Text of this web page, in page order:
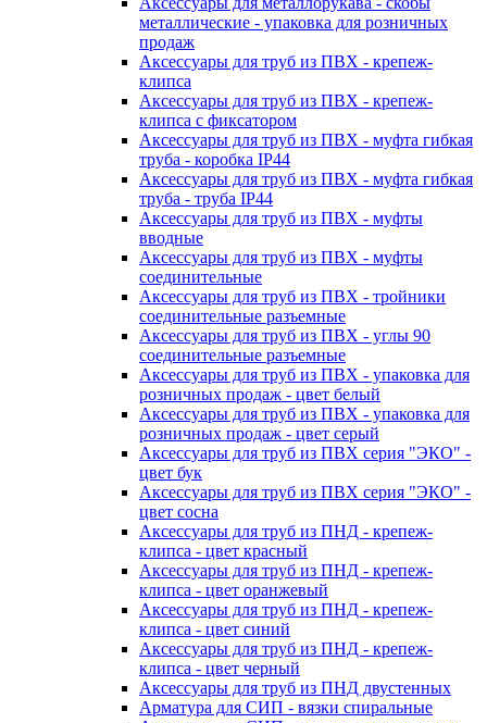
металлические - упаковка для розничных
продаж
Аксессуары для труб из ПВХ - крепеж-
клипса
Аксессуары для труб из ПВХ - крепеж-
клипса с фиксатором
Аксессуары для труб из ПВХ - муфта гибкая
труба - коробка IP44
Аксессуары для труб из ПВХ - муфта гибкая
труба - труба IP44
Аксессуары для труб из ПВХ - муфты
вводные
Аксессуары для труб из ПВХ - муфты
соединительные
Аксессуары для труб из ПВХ - тройники
соединительные разъемные
Аксессуары для труб из ПВХ - углы 90
соединительные разъемные
Аксессуары для труб из ПВХ - упаковка для
розничных продаж - цвет белый
Аксессуары для труб из ПВХ - упаковка для
розничных продаж - цвет серый
Аксессуары для труб из ПВХ серия "ЭКО" -
цвет бук
Аксессуары для труб из ПВХ серия "ЭКО" -
цвет сосна
Аксессуары для труб из ПНД - крепеж-
клипса - цвет красный
Аксессуары для труб из ПНД - крепеж-
клипса - цвет оранжевый
Аксессуары для труб из ПНД - крепеж-
клипса - цвет синий
Аксессуары для труб из ПНД - крепеж-
клипса - цвет черный
Аксессуары для труб из ПНД двустенных
Арматура для СИП - вязки спиральные